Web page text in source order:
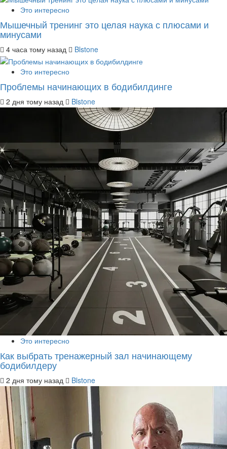
Это интересно
Мышечный тренинг это целая наука с плюсами и
минусами
4 часа тому назад Blstone
Это интересно
Проблемы начинающих в бодибилдинге
2 дня тому назад Blstone
Это интересно
Как выбрать тренажерный зал начинающему
бодибилдеру
2 дня тому назад Blstone